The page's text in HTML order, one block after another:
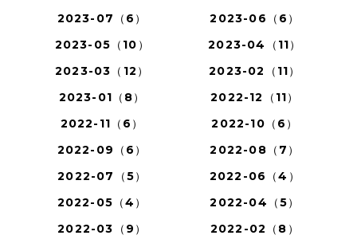
2023-07（6）
2023-06（6）
2023-05（10）
2023-04（11）
2023-03（12）
2023-02（11）
2023-01（8）
2022-12（11）
2022-11（6）
2022-10（6）
2022-09（6）
2022-08（7）
2022-07（5）
2022-06（4）
2022-05（4）
2022-04（5）
2022-03（9）
2022-02（8）